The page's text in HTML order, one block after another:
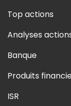
Top actions
Analyses
Banque
Produits
ISR